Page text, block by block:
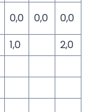
0,0 0,0
0,0
1,0 2,0